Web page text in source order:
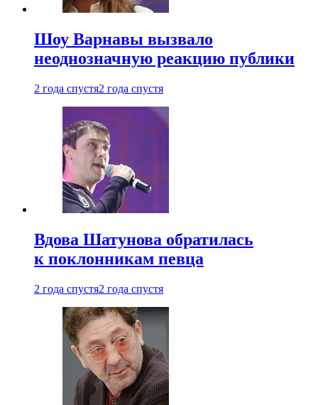
Шоу Варнавы вызвало
неоднозначную реакцию публики
2 года спустя2 года спустя
Вдова Шатунова обратилась
к поклонникам певца
2 года спустя2 года спустя